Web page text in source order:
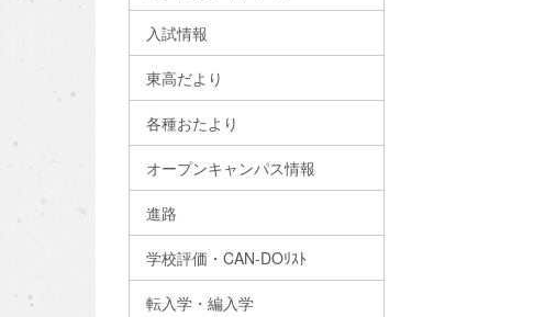
入試情報
東高だより
各種おたより
オープンキャンパス情報
進路
学校評価・CAN-DOﾘｽﾄ
転入学・編入学